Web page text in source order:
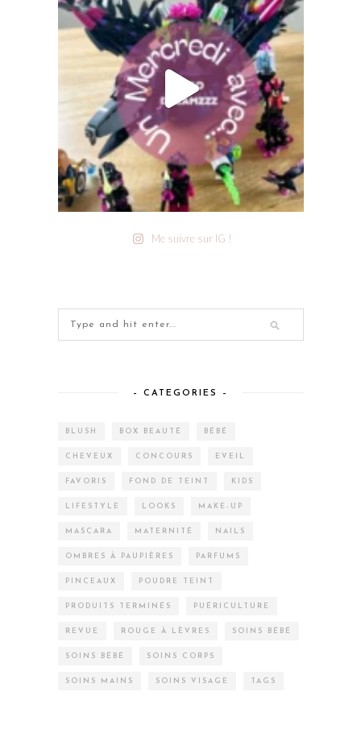
Me suivre sur IG !
– CATEGORIES –
BLUSH BOX BEAUTÉ BÉBÉ
CHEVEUX CONCOURS EVEIL
FAVORIS FOND DE TEINT KIDS
LIFESTYLE LOOKS MAKE-UP
MASCARA MATERNITÉ NAILS
OMBRES À PAUPIÈRES PARFUMS
PINCEAUX POUDRE TEINT
PRODUITS TERMINÉS PUÉRICULTURE
REVUE ROUGE À LÈVRES SOINS BÉBÉ
SOINS BÉBÉ SOINS CORPS
SOINS MAINS SOINS VISAGE TAGS